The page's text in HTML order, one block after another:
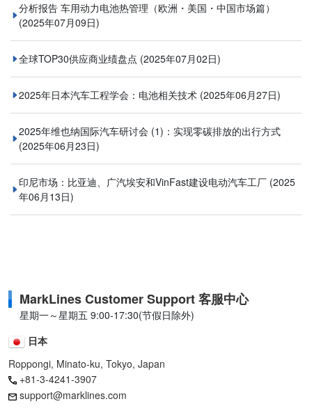
分析报告 车用动力电池热管理（欧洲・美国・中国市场篇）
(2025年07月09日)
全球TOP30供应商业绩盘点 (2025年07月02日)
2025年日本汽车工程学会：电池相关技术 (2025年06月27日)
2025年维也纳国际汽车研讨会 (1)：实现零碳排放的出行方式
(2025年06月23日)
印尼市场：比亚迪、广汽埃安和VinFast建设电动汽车工厂 (2025
年06月13日)
MarkLines Customer Support 客服中心
星期一～星期五 9:00-17:30(节假日除外)
日本
Roppongi, Minato-ku, Tokyo, Japan
+81-3-4241-3907
support@marklines.com